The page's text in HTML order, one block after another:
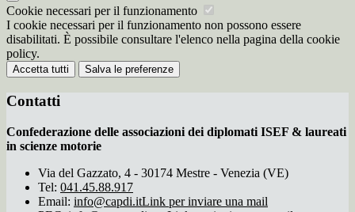
Cookie necessari per il funzionamento
I cookie necessari per il funzionamento non possono essere
disabilitati. È possibile consultare l'elenco nella pagina della cookie
policy.
Accetta tutti Salva le preferenze
Contatti
Confederazione delle associazioni dei diplomati ISEF & laureati
in scienze motorie
Via del Gazzato, 4 - 30174 Mestre - Venezia (VE)
Tel: 041.45.88.917
Email: info@capdi.itLink per inviare una mail